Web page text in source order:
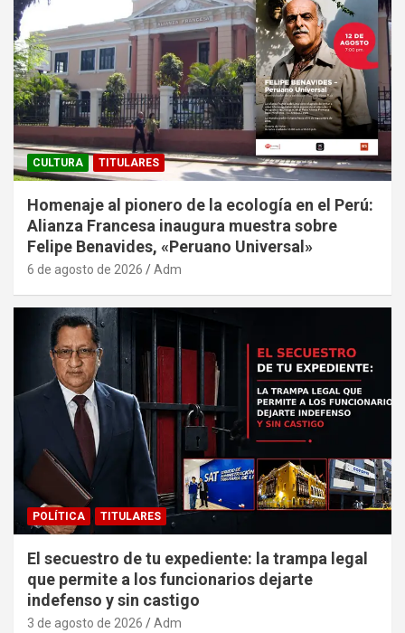
CULTURA TITULARES
Homenaje al pionero de la ecología en el Perú:
Alianza Francesa inaugura muestra sobre
Felipe Benavides, «Peruano Universal»
6 de agosto de 2026 Adm
POLÍTICA TITULARES
El secuestro de tu expediente: la trampa legal
que permite a los funcionarios dejarte
indefenso y sin castigo
3 de agosto de 2026 Adm